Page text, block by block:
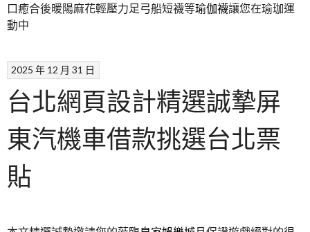
口癒合後暖陽麻花輕壓力足弓船短襪等瑜伽襪讓您在瑜珈運
動中
2025 年 12 月 31 日
台北網頁設計精選誠摯屏
東汽機車借款挑選台北票
貼